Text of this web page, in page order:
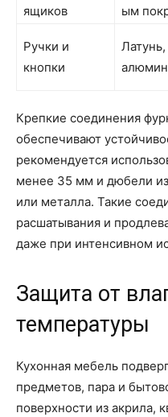
ящиков ым
Ручки и
кнопки
Латунь,
Крепкие соединения
обеспечивают
рекомендуется
менее 35 мм и дюбели
или металла. Такие
расшатывания и
даже при интенсивном
Защита от
температуры
Кухонная мебель
предметов, пара и
поверхности из акрила,